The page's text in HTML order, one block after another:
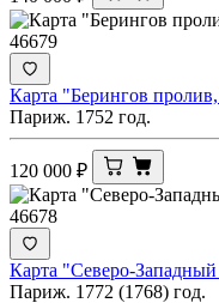
46679
Карта "Берингов
Париж. 1752 год.
120 000 ₽
46678
Карта "Северо-
Париж. 1772 (1768) год.